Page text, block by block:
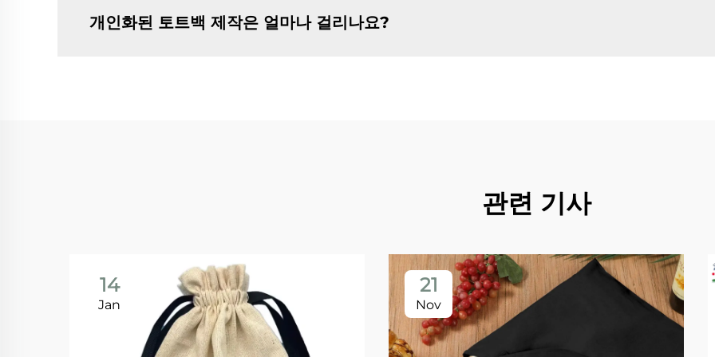
개인화된 토트백 제작은 얼마나 걸리나요?
관련 기사
14
Jan
21
Nov